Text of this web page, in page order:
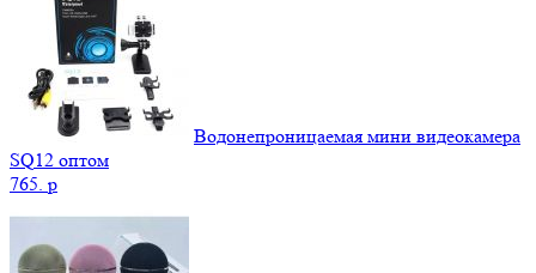
Водонепроницаемая мини видеокамера
SQ12 оптом
765. p